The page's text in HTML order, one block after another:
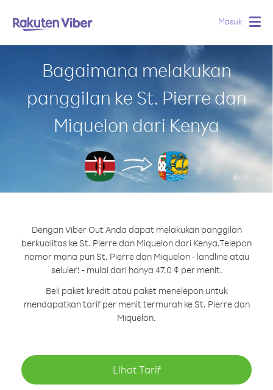
Masuk
Bagaimana melakukan
panggilan ke St. Pierre dan
Miquelon dari Kenya
Dengan Viber Out Anda dapat melakukan panggilan
berkualitas ke St. Pierre dan Miquelon dari Kenya.Telepon
nomor mana pun St. Pierre dan Miquelon - landline atau
seluler! - mulai dari hanya 47.0 ¢ per menit.
Beli paket kredit atau paket menelepon untuk
mendapatkan tarif per menit termurah ke St. Pierre dan
Miquelon.
Lihat Tarif